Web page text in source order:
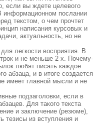
если вы ждете целевого
информационном послании
текстом, о чем прочтет
написания курсовых и
актуальность, но не
легкости восприятия. В
и не меньше 2-х. Почему-
любят писать каждое
абзаца, и в итоге создается
имеет главной мысли и не
подзаголовки, если в
Для такого текста
и заключение (резюме),
тезисы из вступления и